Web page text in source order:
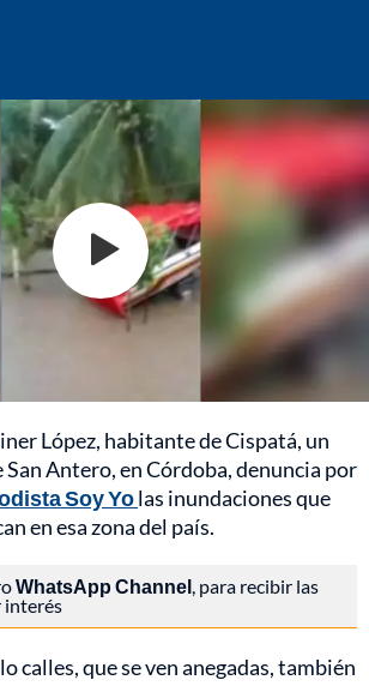
López, habitante de Cispatá, un
Antero, en Córdoba, denuncia por
Soy Yolas inundaciones que
en esa zona del país.
WhatsApp Channel , para recibir las
interés
calles, que se ven anegadas, también